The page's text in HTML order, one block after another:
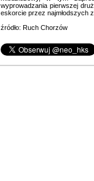
wyprowadzania pierwszej
eskorcie przez najmłodszych
źródło: Ruch Chorzów